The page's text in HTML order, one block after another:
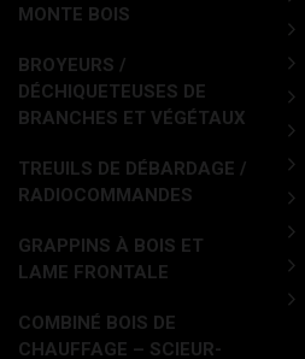
MONTE BOIS
BROYEURS /
DÉCHIQUETEUSES DE
BRANCHES ET VÉGÉTAUX
TREUILS DE DÉBARDAGE /
RADIOCOMMANDES
GRAPPINS À BOIS ET
LAME FRONTALE
COMBINÉ BOIS DE
CHAUFFAGE – SCIEUR-